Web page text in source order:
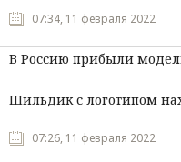
07:34, 11 февраля 2022
В Россию прибыли
Шильдик с логотипом
07:26, 11 февраля 2022